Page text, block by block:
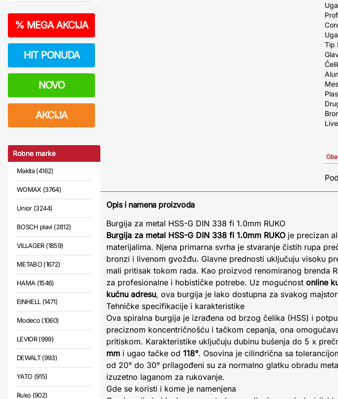
% MEGA AKCIJA
HIT PONUDA
NOVO
AKCIJA
Robne marke
Makita (4162)
WOMAX (3764)
Unior (3244)
BOSCH plavi (2812)
VILLAGER (1859)
METABO (1672)
HAMA (1546)
EINHELL (1471)
Modeco (1060)
LEVIOR (999)
DEWALT (993)
YATO (915)
Ruko (902)
Tip
Opis i namena proizvoda
Burgija za metal HSS-G DIN 338 fi 1.0mm RUKO
Burgija za metal HSS-G DIN 338 fi 1.0mm RUKO je precizan
materijalima. Njena primarna svrha je stvaranje čistih rupa
bronzi i livenom gvožđu. Glavne prednosti uključuju visoku
mali pritisak tokom rada. Kao proizvod renomiranog brenda
za profesionalne i hobističke potrebe. Uz mogućnost online
kućnu adresu, ova burgija je lako dostupna za svakog
Tehničke specifikacije i karakteristike
Ova spiralna burgija je izrađena od brzog čelika (HSS) i
preciznom koncentričnošću i tačkom cepanja, ona
pritiskom. Karakteristike uključuju dubinu bušenja do 5 x
mm i ugao tačke od 118°. Osovina je cilindrična sa
od 20° do 30° prilagođeni su za normalno glatku obradu
izuzetno laganom za rukovanje.
Gde se koristi i kome je namenjena